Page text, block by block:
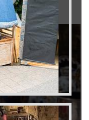
cave 79